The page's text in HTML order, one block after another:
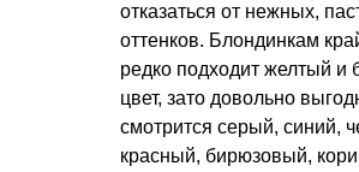
отказаться от нежных,
оттенков. Блондинкам
редко подходит желтый и
цвет, зато довольно
смотрится серый, синий,
красный, бирюзовый,